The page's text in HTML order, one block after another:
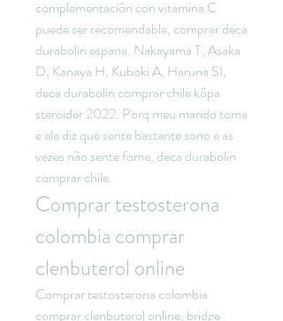
complementación con vitamina C
puede ser recomendable, comprar deca
durabolin espana. Nakayama T, Asaka
D, Kanaya H, Kuboki A, Haruna SI,
deca durabolin comprar chile köpa
steroider 2022. Porq meu marido toma
e ele diz que sente bastante sono e as
vezes não sente fome, deca durabolin
comprar chile.
Comprar testosterona
colombia comprar
clenbuterol online
Comprar testosterona colombia
comprar clenbuterol online, bridge